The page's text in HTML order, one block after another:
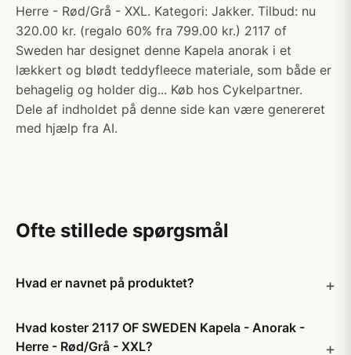
Herre - Rød/Grå - XXL. Kategori: Jakker. Tilbud: nu
320.00 kr. (regalo 60% fra 799.00 kr.) 2117 of
Sweden har designet denne Kapela anorak i et
lækkert og blødt teddyfleece materiale, som både er
behagelig og holder dig... Køb hos Cykelpartner.
Dele af indholdet på denne side kan være genereret
med hjælp fra AI.
Ofte stillede spørgsmål
Hvad er navnet på produktet?
Hvad koster 2117 OF SWEDEN Kapela - Anorak -
Herre - Rød/Grå - XXL?